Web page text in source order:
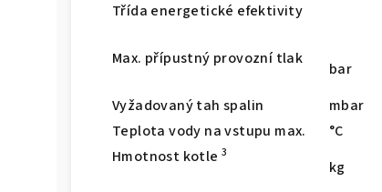
Třída energetické efektivity
Max. přípustný provozní tlak
bar
Vyžadovaný tah spalin
mbar
Teplota vody na vstupu max.
°C
Hmotnost kotle 3
kg